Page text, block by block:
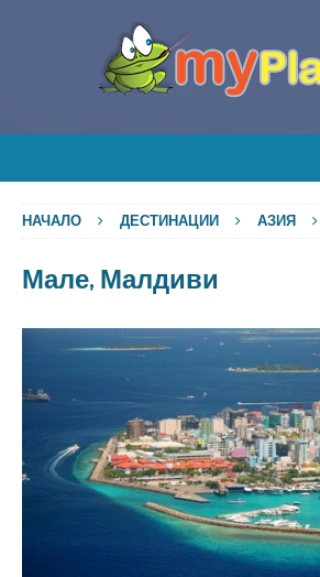
НАЧАЛО ДЕСТИНАЦИИ АЗИЯ
Мале, Малдиви